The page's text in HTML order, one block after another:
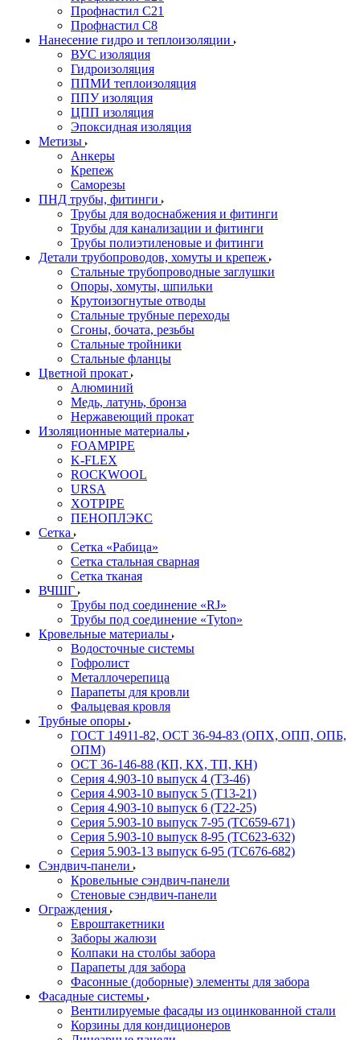
Профнастил С21
Профнастил С8
Нанесение гидро и теплоизоляции
ВУС изоляция
Гидроизоляция
ППМИ теплоизоляция
ППУ изоляция
ЦПП изоляция
Эпоксидная изоляция
Метизы
Анкеры
Крепеж
Саморезы
ПНД трубы, фитинги
Трубы для водоснабжения и фитинги
Трубы для канализации и фитинги
Трубы полиэтиленовые и фитинги
Детали трубопроводов, хомуты и крепеж
Стальные трубопроводные заглушки
Опоры, хомуты, шпильки
Крутоизогнутые отводы
Стальные трубные переходы
Сгоны, бочата, резьбы
Стальные тройники
Стальные фланцы
Цветной прокат
Алюминий
Медь, латунь, бронза
Нержавеющий прокат
Изоляционные материалы
FOAMPIPE
K-FLEX
ROCKWOOL
URSA
XOTPIPE
ПЕНОПЛЭКС
Сетка
Сетка «Рабица»
Сетка стальная сварная
Сетка тканая
ВЧШГ
Трубы под соединение «RJ»
Трубы под соединение «Tyton»
Кровельные материалы
Водосточные системы
Гофролист
Металлочерепица
Парапеты для кровли
Фальцевая кровля
Трубные опоры
ГОСТ 14911-82, ОСТ 36-94-83 (ОПХ, ОПП, ОПБ,
ОПМ)
ОСТ 36-146-88 (КП, КХ, ТП, КН)
Серия 4.903-10 выпуск 4 (Т3-46)
Серия 4.903-10 выпуск 5 (Т13-21)
Серия 4.903-10 выпуск 6 (Т22-25)
Серия 5.903-10 выпуск 7-95 (ТС659-671)
Серия 5.903-10 выпуск 8-95 (ТС623-632)
Серия 5.903-13 выпуск 6-95 (ТС676-682)
Сэндвич-панели
Кровельные сэндвич-панели
Стеновые сэндвич-панели
Ограждения
Евроштакетники
Заборы жалюзи
Колпаки на столбы забора
Парапеты для забора
Фасонные (доборные) элементы для забора
Фасадные системы
Вентилируемые фасады из оцинкованной стали
Корзины для кондиционеров